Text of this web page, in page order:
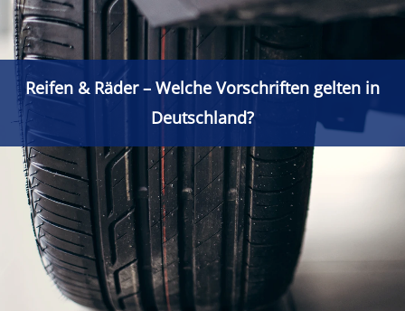
Reifen & Räder – Welche Vorschriften gelten in
Deutschland?